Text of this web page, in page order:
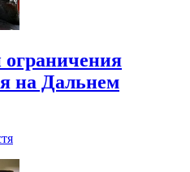
ограничения
на Дальнем